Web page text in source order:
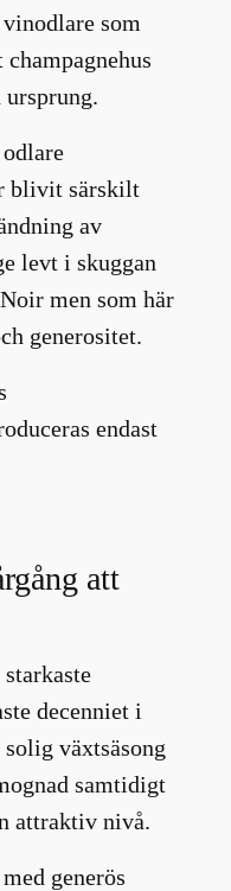
som
blivit särskilt
av
levt i skuggan
men som här
generositet.
endast
att
decenniet i
växtsäsong
samtidigt
attraktiv nivå.
generös